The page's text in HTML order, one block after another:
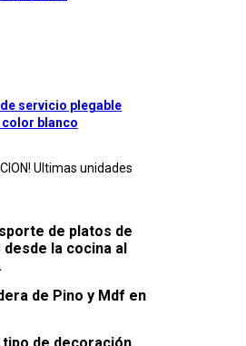
servicio plegable
color blanco
Ultimas unidades
de platos de
desde la cocina al
de Pino y Mdf en
de decoración